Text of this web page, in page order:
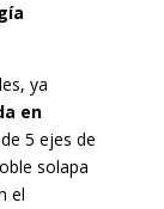
ya
en
5 ejes de
solapa
el